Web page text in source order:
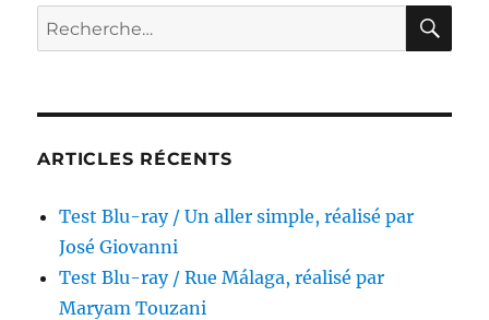
Longlegs,
réalisé
par
Recherche
pour :
ARTICLES RÉCENTS
Test Blu-ray / Un aller simple, réalisé par
José Giovanni
Test Blu-ray / Rue Málaga, réalisé par
Maryam Touzani